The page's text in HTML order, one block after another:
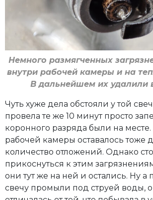
Немного размягченных
внутри рабочей камеры и на
В дальнейшем их удалили
Чуть хуже дела обстояли у той
провела те же 10 минут просто
коронного разряда были на месте.
рабочей камеры оставалось тоже
количество отложений. Однако
прикоснуться к этим
они тут же на ней и остались. Ну а
свечу промыли под струей воды,